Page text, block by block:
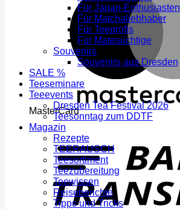
MasterCard
Für Japan-Enthusiasten
Für Matchaliebhaber
Für Teeprofis
Für Matesüchtige
Souvenirs
Souvenirs aus Dresden
SALE %
Teeseminare
Teeevents
Dresden Tea Festival 2026
Teesonntag zum DDTF
Magazin
Rezepte
TEERAUSCH
Teesortiment
Teezubereitung
Teewissen
Reiseberichte
Tipps und Tricks